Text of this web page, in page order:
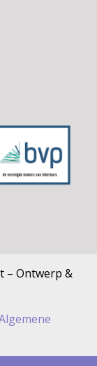
– Ontwerp &